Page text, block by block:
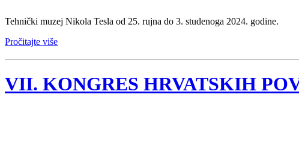
Tehnički muzej Nikola Tesla od 25. rujna do 3. studenoga 2024. godine.
Pročitajte više
VII. KONGRES HRVATSKIH